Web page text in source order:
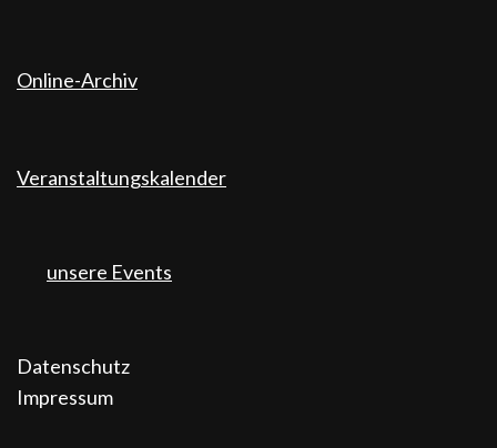
Online-Archiv
Veranstaltungskalender
unsere Events
Datenschutz
Impressum